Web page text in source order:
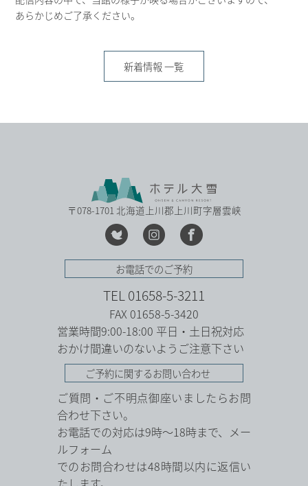
あらかじめご了承ください。
新着情報 一覧
〒078-1701 北海道上川郡上川町字層雲峡
お電話でのご予約
TEL 01658-5-3211
FAX 01658-5-3420
営業時間9:00-18:00 平日・土日祝対応
おかけ間違いのないようご注意下さい
ご予約に関するお問い合わせ
ご質問・ご不明点御座いましたらお問
合わせ下さい。
お電話での対応は9時～18時まで、メー
ルフォーム
でのお問合わせは48時間以内に返信い